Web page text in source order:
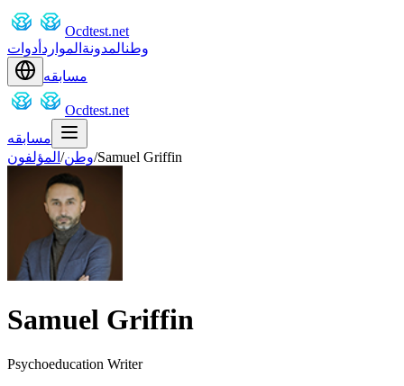
Ocdtest.net
وطنالمدونة الموارد أدوات
مسابقه
Ocdtest.net
مسابقه
وطن/ المؤلفون /Samuel Griffin
Samuel Griffin
Psychoeducation Writer